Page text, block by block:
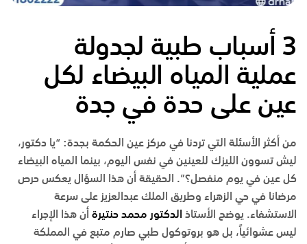
3 أسباب طبية لجدولة
عملية المياه البيضاء لكل
عين على حدة في جدة
من أكثر الأسئلة التي تردنا في مركز عين الحكمة بجدة: “يا دكتور،
ليش تسوون الليزك للعينين في نفس اليوم، بينما المياه البيضاء
كل عين في يوم منفصل؟”. الحقيقة أن هذا السؤال يعكس حرص
مرضانا في حي الزهراء وطريق الملك عبدالعزيز على سرعة
الاستشفاء. يوضح
الأستاذ الدكتور محمد حنتيرة أن هذا الإجراء
ليس عشوائياً، بل هو بروتوكول طبي صارم متبع في المملكة